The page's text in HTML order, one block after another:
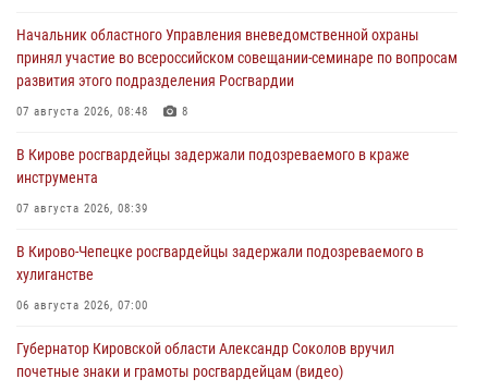
Начальник областного Управления вневедомственной охраны
принял участие во всероссийском совещании-семинаре по вопросам
развития этого подразделения Росгвардии
07 августа 2026, 08:48 8
В Кирове росгвардейцы задержали подозреваемого в краже
инструмента
07 августа 2026, 08:39
В Кирово-Чепецке росгвардейцы задержали подозреваемого в
хулиганстве
06 августа 2026, 07:00
Губернатор Кировской области Александр Соколов вручил
почетные знаки и грамоты росгвардейцам (видео)